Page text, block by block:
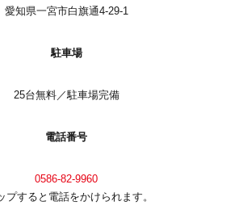
愛知県一宮市白旗通4-29-1
駐車場
25台無料／駐車場完備
電話番号
0586-82-9960
プすると電話をかけられます。